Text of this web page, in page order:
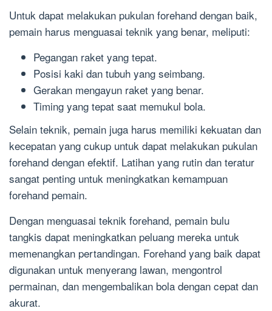
Untuk dapat melakukan pukulan forehand dengan baik,
pemain harus menguasai teknik yang benar, meliputi:
Pegangan raket yang tepat.
Posisi kaki dan tubuh yang seimbang.
Gerakan mengayun raket yang benar.
Timing yang tepat saat memukul bola.
Selain teknik, pemain juga harus memiliki kekuatan dan
kecepatan yang cukup untuk dapat melakukan pukulan
forehand dengan efektif. Latihan yang rutin dan teratur
sangat penting untuk meningkatkan kemampuan
forehand pemain.
Dengan menguasai teknik forehand, pemain bulu
tangkis dapat meningkatkan peluang mereka untuk
memenangkan pertandingan. Forehand yang baik dapat
digunakan untuk menyerang lawan, mengontrol
permainan, dan mengembalikan bola dengan cepat dan
akurat.